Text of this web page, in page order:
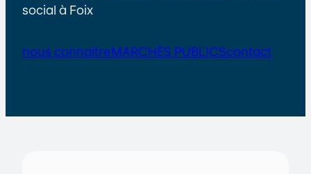
social à Foix
nous connaitreMARCHÉS PUBLICScontact